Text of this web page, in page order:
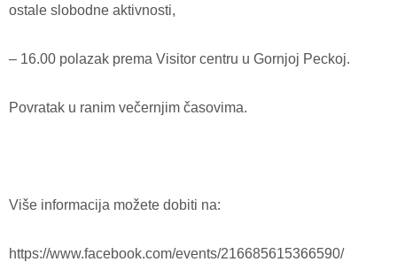
ostale slobodne aktivnosti,
– 16.00 polazak prema Visitor centru u Gornjoj Peckoj.
Povratak u ranim večernjim časovima.
Više informacija možete dobiti na:
https://www.facebook.com/events/216685615366590/